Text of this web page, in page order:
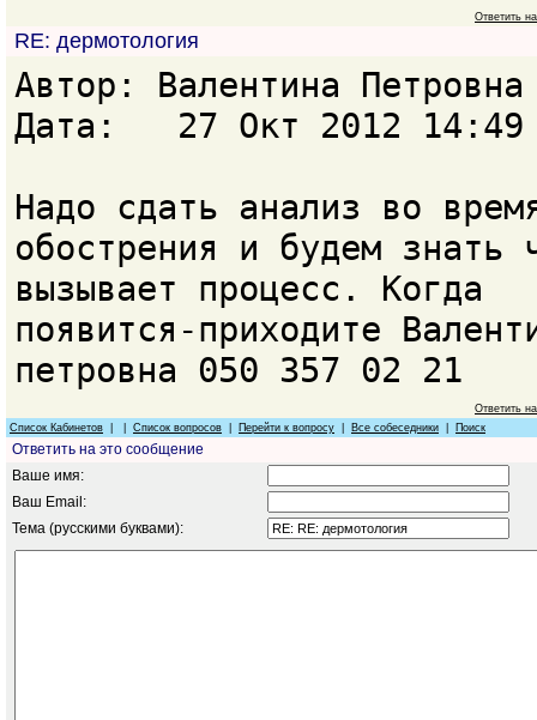
Ответить
RE: дермотология
Автор: Валентина
Дата: 27 Окт 2012 14:49
Надо сдать анализ во
обострения и будем знать
вызывает процесс. Когда
появится-приходите
петровна 050 357 02 21
Ответить
Список Кабинетов
Список вопросов Перейти к вопросу Все собеседники Поиск
Ответить на это сообщение
Ваше имя:
Ваш Email:
Тема (русскими буквами):